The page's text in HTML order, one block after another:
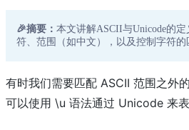
🎉摘要： 本文讲解ASCII与Unicode的
符、范围（如中文），以及控制字符的
有时我们需要匹配 ASCII 范围之外
可以使用 \u 语法通过 Unicode 来表